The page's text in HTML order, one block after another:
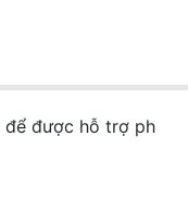
để được hỗ trợ ph